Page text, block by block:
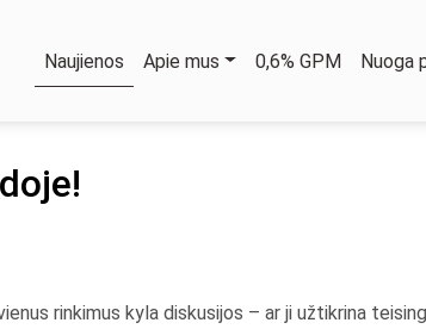
Naujienos Apie mus 0,6% GPM Nuoga
rinkimus kyla diskusijos – ar ji užtikrina